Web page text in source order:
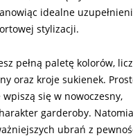
idealne
stylizacji.
pełną paletę kolorów,
oraz kroje sukienek.
się w nowoczesny,
garderoby.
ubrań z